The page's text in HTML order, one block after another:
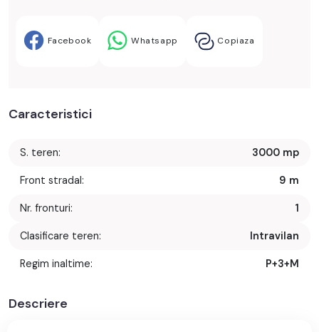
Facebook Whatsapp Copiaza
Caracteristici
S. teren: 3000 mp
Front stradal: 9 m
Nr. fronturi: 1
Clasificare teren: Intravilan
Regim inaltime: P+3+M
Descriere